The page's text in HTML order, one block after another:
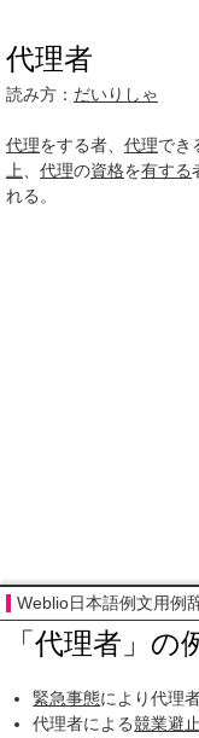
代理者
読み方： だいりしゃ
代理をする者、 代理でき
上
代理の資格を有する
れる。
Weblio日本語例文用例
「代理者」の
緊急事態により代理
代理者による競業避